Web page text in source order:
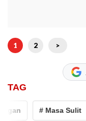
1 2 >
TAG
# Masa Sulit